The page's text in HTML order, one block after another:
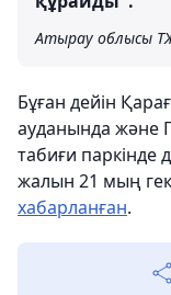
Атырау облысы
Бұған дейін
ауданында және
табиғи паркінде
жалын 21 мың
хабарланған.